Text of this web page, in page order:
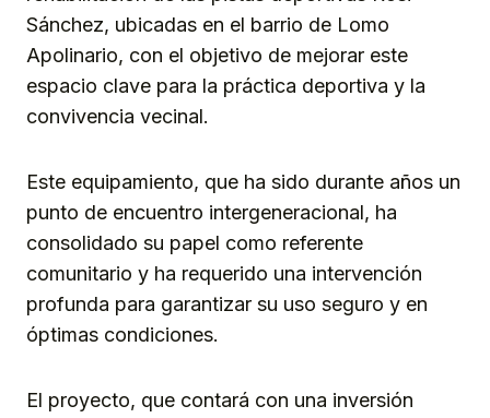
Sánchez, ubicadas en el barrio de Lomo
Apolinario, con el objetivo de mejorar este
espacio clave para la práctica deportiva y la
convivencia vecinal.
Este equipamiento, que ha sido durante años un
punto de encuentro intergeneracional, ha
consolidado su papel como referente
comunitario y ha requerido una intervención
profunda para garantizar su uso seguro y en
óptimas condiciones.
El proyecto, que contará con una inversión